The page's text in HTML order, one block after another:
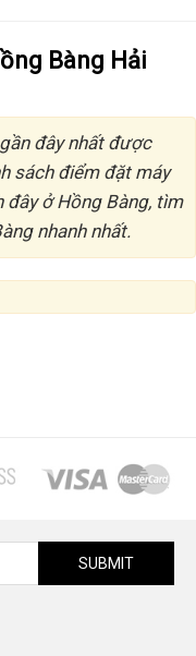
Bàng Hải
đây nhất được
sách điểm đặt máy
đây ở Hồng Bàng, tìm
nhanh nhất.
SUBMIT